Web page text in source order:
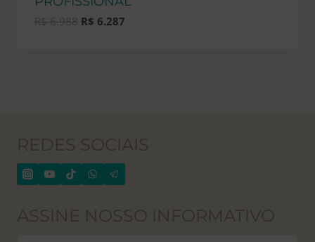
R$6.988 O
R$ 6.287
REDES SOCIAIS
ASSINE NOSSO INFORMATIVO